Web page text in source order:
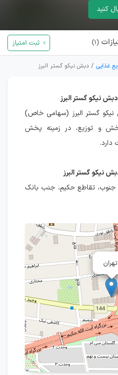
کنید
(۱) ثبت امتیاز
غذایی دبش نیکو گستر البرز
نیکو گستر البرز
گستر البرز (سهامی خاص)
و توزیع، در زمینه پخش
نیکو گستر البرز
جنوب، تقاطع حکیم، جنب بانک
تهران